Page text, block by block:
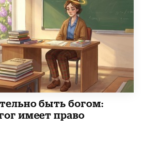
быть богом:
имеет право